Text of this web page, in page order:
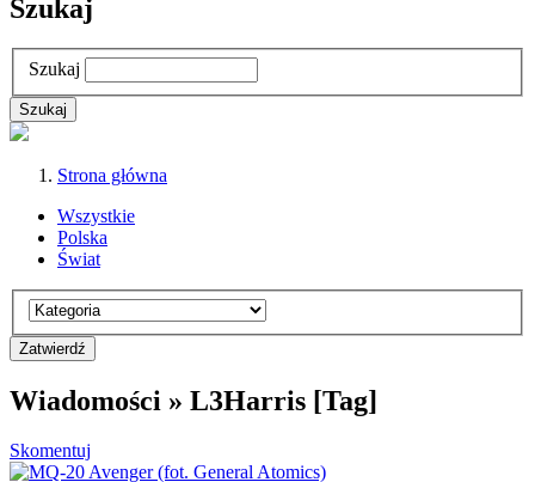
Szukaj
Szukaj
Strona główna
Wszystkie
Polska
Świat
Wiadomości » L3Harris [Tag]
Skomentuj